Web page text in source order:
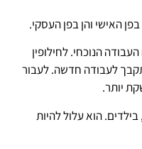
האישי והן בפן העסקי.
הנוכחי. לחילופין
לעבודה חדשה. לעבור
יותר.
בילדים. הוא עלול להיות